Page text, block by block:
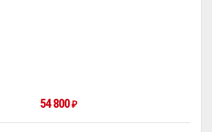
54 800₽